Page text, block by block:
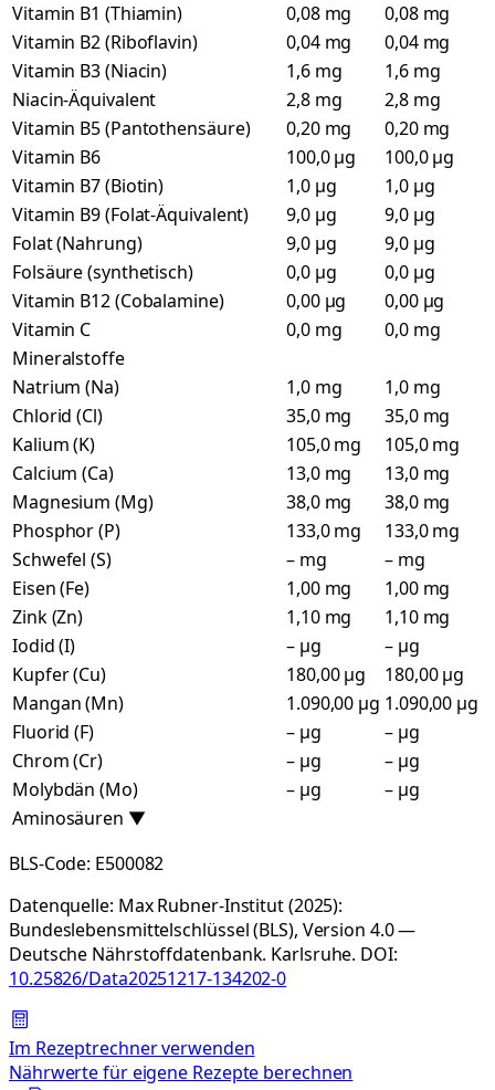
Vitamin B1 (Thiamin)
0,08 mg
0,08 mg
Vitamin B2 (Riboflavin)
0,04 mg
0,04 mg
Vitamin B3 (Niacin)
1,6 mg
1,6 mg
Niacin-Äquivalent
2,8 mg
2,8 mg
Vitamin B5 (Pantothensäure)
0,20 mg
0,20 mg
Vitamin B6
100,0 µg
100,0 µg
Vitamin B7 (Biotin)
1,0 µg
1,0 µg
Vitamin B9 (Folat-Äquivalent)
9,0 µg
9,0 µg
Folat (Nahrung)
9,0 µg
9,0 µg
Folsäure (synthetisch)
0,0 µg
0,0 µg
Vitamin B12 (Cobalamine)
0,00 µg
0,00 µg
Vitamin C
0,0 mg
0,0 mg
Mineralstoffe
Natrium (Na)
1,0 mg
1,0 mg
Chlorid (Cl)
35,0 mg
35,0 mg
Kalium (K)
105,0 mg
105,0 mg
Calcium (Ca)
13,0 mg
13,0 mg
Magnesium (Mg)
38,0 mg
38,0 mg
Phosphor (P)
133,0 mg
133,0 mg
Schwefel (S)
– mg
– mg
Eisen (Fe)
1,00 mg
1,00 mg
Zink (Zn)
1,10 mg
1,10 mg
Iodid (I)
– µg
– µg
Kupfer (Cu)
180,00 µg
180,00 µg
Mangan (Mn)
1.090,00 µg 1.090,00 µg
Fluorid (F)
– µg
– µg
Chrom (Cr)
– µg
– µg
Molybdän (Mo)
– µg
– µg
Aminosäuren ▼
BLS-Code: E500082
Datenquelle: Max Rubner-Institut (2025):
Bundeslebensmittelschlüssel (BLS), Version 4.0 —
Deutsche Nährstoffdatenbank. Karlsruhe. DOI:
10.25826/Data20251217-134202-0
Im Rezeptrechner verwenden
Nährwerte für eigene Rezepte berechnen